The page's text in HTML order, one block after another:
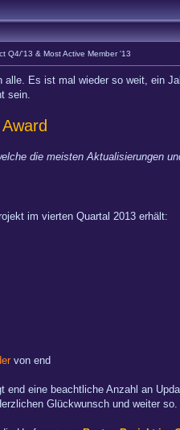
Q4/'13 & Most Active Member '13
Es ist mal wieder so weit, ein
sein.
die meisten Aktualisierungen
im vierten Quartal 2013 erhält:
von end
end eine beachtliche Anzahl an
Glückwunsch und weiter so.